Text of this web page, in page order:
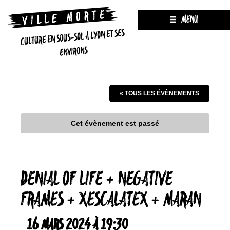
CULTURE EN SOUS-SOL À LYON ET SES
ENVIRONS
MENU
« TOUS LES ÉVÈNEMENTS
Cet évènement est passé
DENIAL OF LIFE + NEGATIVE
FRAMES + XESCALATEX + MARAN
16 MARS 2024 À 19:30